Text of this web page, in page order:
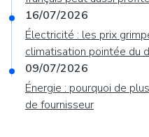
16/07/2026
Électricité : les prix
climatisation pointée du
09/07/2026
Énergie : pourquoi de
de fournisseur